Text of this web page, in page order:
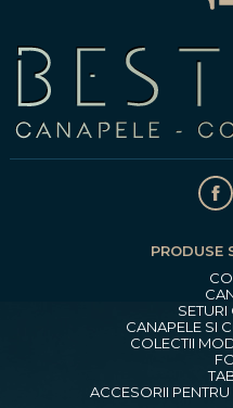
PRODUSE
SETURI
CANAPELE SI
COLECTII
ACCESORII